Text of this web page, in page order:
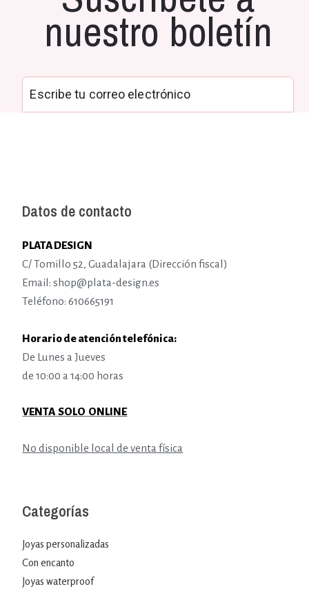
nuestro boletín
Datos de contacto
PLATA DESIGN
C/ Tomillo 52, Guadalajara (Dirección fiscal)
Email: shop@plata-design.es
Teléfono: 610665191
Horario de atención telefónica:
De Lunes a Jueves
de 10:00 a 14:00 horas
VENTA SOLO ONLINE
No disponible local de venta física
Categorías
Joyas personalizadas
Con encanto
Joyas waterproof